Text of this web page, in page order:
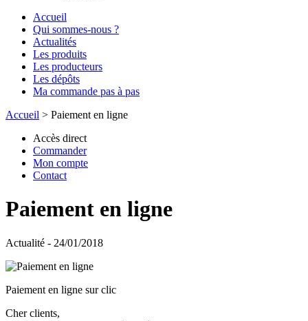
Accueil
Qui sommes-nous ?
Actualités
Les produits
Les producteurs
Les dépôts
Ma commande pas à pas
Accueil > Paiement en ligne
Accès direct
Commander
Mon compte
Contact
Paiement en ligne
Actualité - 24/01/2018
Paiement en ligne sur clic
Cher clients,